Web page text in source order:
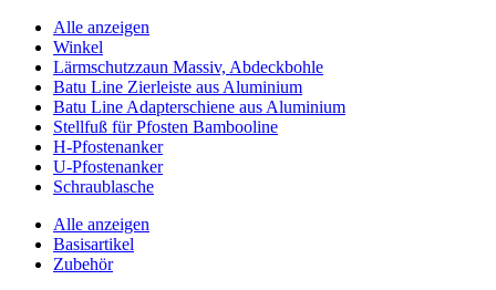
Alle anzeigen
Winkel
Lärmschutzzaun Massiv, Abdeckbohle
Batu Line Zierleiste aus Aluminium
Batu Line Adapterschiene aus Aluminium
Stellfuß für Pfosten Bambooline
H-Pfostenanker
U-Pfostenanker
Schraublasche
Alle anzeigen
Basisartikel
Zubehör